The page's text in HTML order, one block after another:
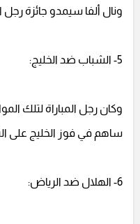
ونال ألفا سيمدو جائزة رجل
5- الشباب ضد الخليج:
وكان رجل المباراة لتلك
ساهم في فوز الخليج على
6- الهلال ضد الرياض: